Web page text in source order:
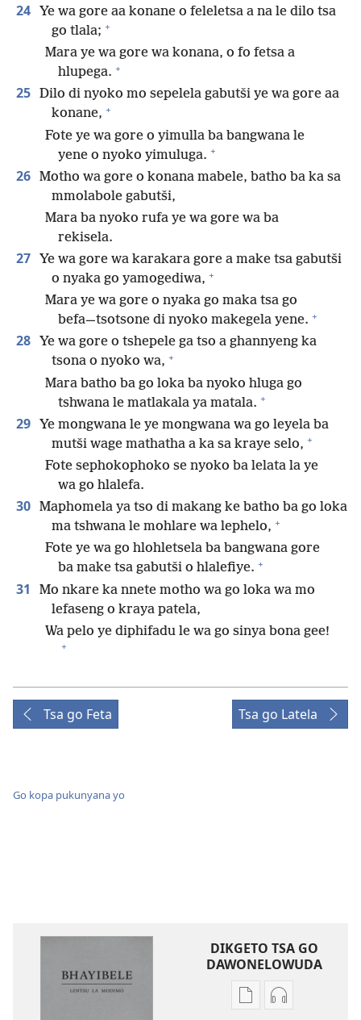
24 Ye wa gore aa konane o feleletsa a na le dilo tsa
go tlala; +
Mara ye wa gore wa konana, o fo fetsa a
hlupega. +
25 Dilo di nyoko mo sepelela gabutši ye wa gore aa
konane, +
Fote ye wa gore o yimulla ba bangwana le
yene o nyoko yimuluga. +
26 Motho wa gore o konana mabele, batho ba ka sa
mmolabole gabutši,
Mara ba nyoko rufa ye wa gore wa ba
rekisela.
27 Ye wa gore wa karakara gore a make tsa gabutši
o nyaka go yamogediwa, +
Mara ye wa gore o nyaka go maka tsa go
befa⁠—tsotsone di nyoko makegela yene. +
28
Ye wa gore o tshepele ga tso a ghannyeng ka
tsona o nyoko wa, +
Mara batho ba go loka ba nyoko hluga go
tshwana le matlakala ya matala. +
29 Ye mongwana le ye mongwana wa go leyela ba
mutši wage mathatha a ka sa kraye selo, +
Fote sephokophoko se nyoko ba lelata la ye
wa go hlalefa.
30 Maphomela ya tso di makang ke batho ba go loka
ma tshwana le mohlare wa lephelo, +
Fote ye wa go hlohletsela ba bangwana gore
ba make tsa gabutši o hlalefiye. +
31
Mo nkare ka nnete motho wa go loka wa mo
lefaseng o kraya patela,
Wa pelo ye diphifadu le wa go sinya bona gee!
+
Tsa go Feta Tsa go Latela
Go kopa pukunyana yo
DIKGETO TSA GO
DAWONELOWUDA
DikgetoDikgeto